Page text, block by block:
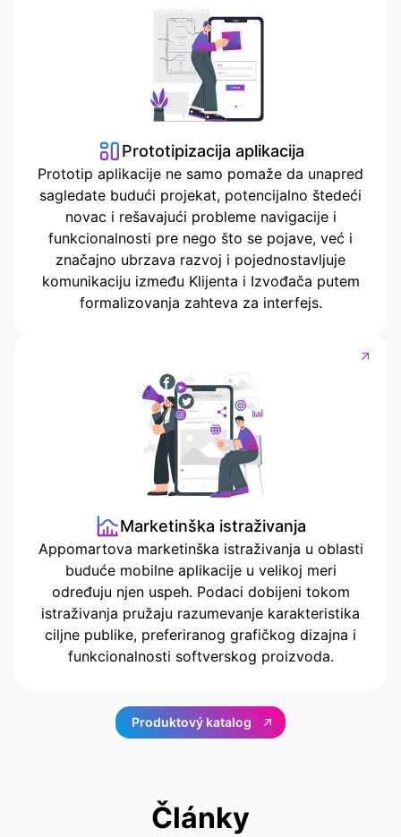
Prototipizacija aplikacija
Prototip aplikacije ne samo pomaže da unapred
sagledate budući projekat, potencijalno štedeći
novac i rešavajući probleme navigacije i
funkcionalnosti pre nego što se pojave, već i
značajno ubrzava razvoj i pojednostavljuje
komunikaciju između Klijenta i Izvođača putem
formalizovanja zahteva za interfejs.
Marketinška istraživanja
Appomartova marketinška istraživanja u oblasti
buduće mobilne aplikacije u velikoj meri
određuju njen uspeh. Podaci dobijeni tokom
istraživanja pružaju razumevanje karakteristika
ciljne publike, preferiranog grafičkog dizajna i
funkcionalnosti softverskog proizvoda.
Produktový katalog
Články